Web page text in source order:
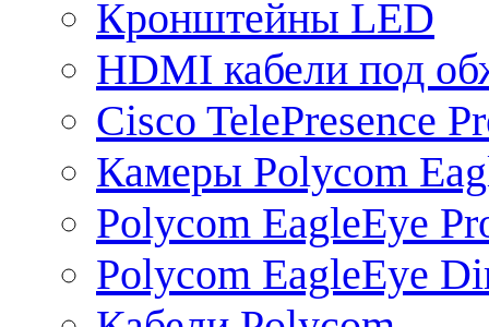
Кронштейны LED
HDMI кабели под
Cisco TelePresence
Камеры Polycom
Polycom EagleEye
Polycom EagleEye